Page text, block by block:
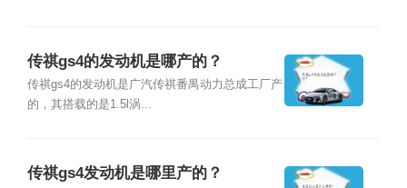
传祺gs4的发动机是哪产的？
传祺gs4的发动机是广汽传祺番禺动力总成工厂产
的，其搭载的是1.5l涡...
传祺gs4发动机是哪里产的？